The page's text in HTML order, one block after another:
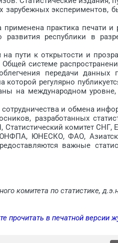
зарубежных экспериментов,
практика печати и
развития республики в
пути к открытости и
системе
передачи данных
которой регулярно
на международном
и обмена
разработанных
Статистический комитет
ЮНЕСКО, ФАО,
важные
комитета по статистике,
прочитать в печатной версии